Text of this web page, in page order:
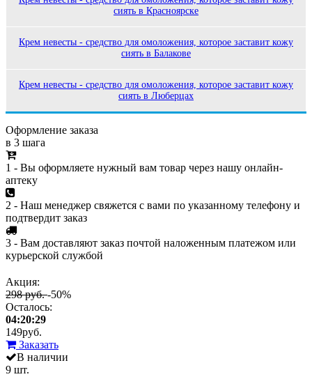
сиять в Красноярске
Крем невесты - средство для омоложения, которое заставит кожу
сиять в Балакове
Крем невесты - средство для омоложения, которое заставит кожу
сиять в Люберцах
Оформление заказа
в 3 шага
1 - Вы оформляете нужный вам товар через нашу онлайн-
аптеку
2 - Наш менеджер свяжется с вами по указанному телефону и
подтвердит заказ
3 - Вам доставляют заказ почтой наложенным платежом или
курьерской службой
Акция:
298 руб.-50%
Осталось:
04:20:29
149руб.
Заказать
В наличии
9 шт.